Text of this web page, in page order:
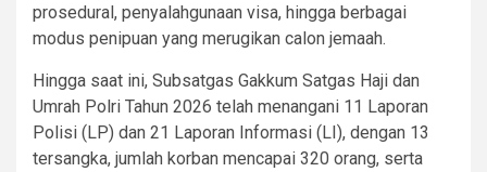
prosedural, penyalahgunaan visa, hingga berbagai
modus penipuan yang merugikan calon jemaah.
Hingga saat ini, Subsatgas Gakkum Satgas Haji dan
Umrah Polri Tahun 2026 telah menangani 11 Laporan
Polisi (LP) dan 21 Laporan Informasi (LI), dengan 13
tersangka, jumlah korban mencapai 320 orang, serta